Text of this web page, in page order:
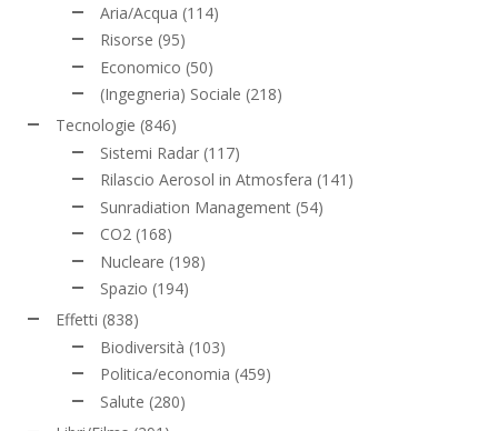
Aria/Acqua (114)
Risorse (95)
Economico (50)
(Ingegneria) Sociale (218)
Tecnologie (846)
Sistemi Radar (117)
Rilascio Aerosol in Atmosfera (141)
Sunradiation Management (54)
CO2 (168)
Nucleare (198)
Spazio (194)
Effetti (838)
Biodiversità (103)
Politica/economia (459)
Salute (280)